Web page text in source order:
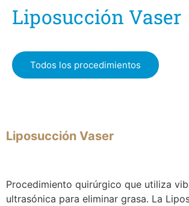
Liposucción Vaser
Todos los procedimientos
Liposucción Vaser
Procedimiento quirúrgico que utiliza
ultrasónica para eliminar grasa. La